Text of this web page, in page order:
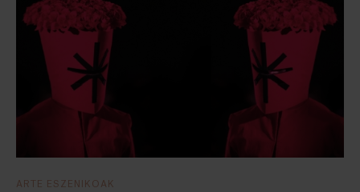
ARTE ESZENIKOAK